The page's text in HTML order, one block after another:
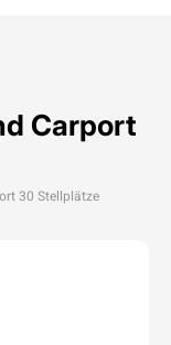
Carport
30 Stellplätze